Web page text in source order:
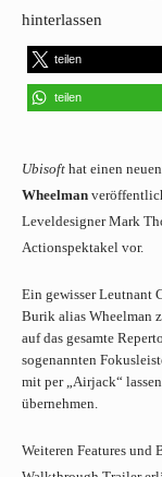
hinterlassen
teilen
teilen
Ubisoft hat einen
Wheelman
Leveldesigner Mark
Actionspektakel vor.
Ein gewisser Leutnant
Burik alias Wheelman
auf das gesamte
sogenannten
mit per „Airjack“
übernehmen.
Weiteren Features und